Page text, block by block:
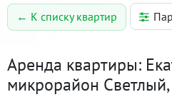
← К списку квартир
Аренда квартиры:
микрорайон Светлый,